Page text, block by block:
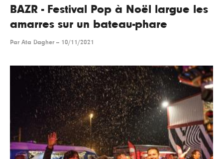
BAZR - Festival Pop à Noël largue les
amarres sur un bateau-phare
Par Ata Dagher -- 10/11/2021